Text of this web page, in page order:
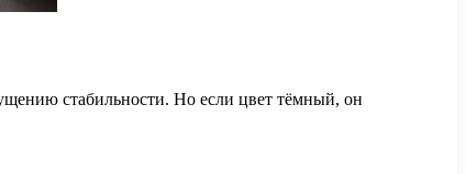
стабильности. Но если цвет тёмный, он